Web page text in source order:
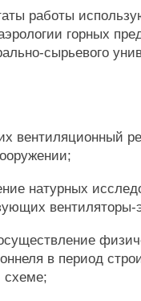
работы
горных
сырьевого
вентиляционный
натурных
вентиляторы-
в период
схеме;